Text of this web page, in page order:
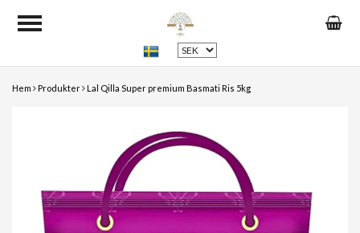
Hem Produkter Lal Qilla Super premium Basmati Ris 5kg